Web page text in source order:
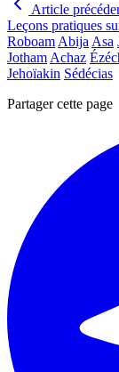
Article
Leçons pratiques
Roboam Abija Asa
Jotham Achaz
Jehoïakin Sédécias
Partager cette page